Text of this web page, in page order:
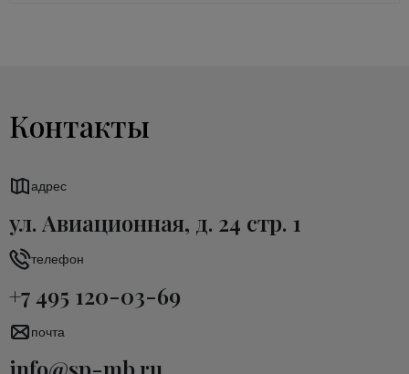
Контакты
адрес
ул. Авиационная, д. 24 стр. 1
телефон
+7 495 120-03-69
почта